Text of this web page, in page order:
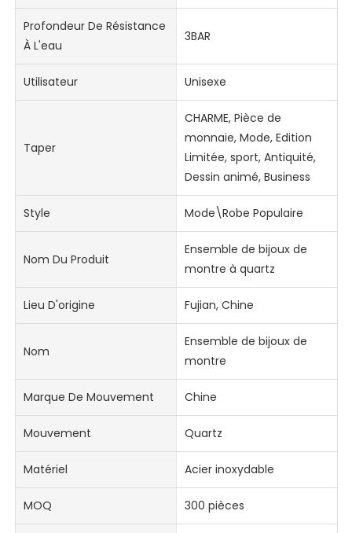
Profondeur De Résistance
À L'eau
3BAR
Utilisateur Unisexe
Taper
CHARME, Pièce de
monnaie, Mode, Edition
Limitée, sport, Antiquité,
Dessin animé, Business
Style Mode\Robe Populaire
Nom Du Produit
Ensemble de bijoux de
montre à quartz
Lieu D'origine Fujian, Chine
Nom
Ensemble de bijoux de
montre
Marque De Mouvement Chine
Mouvement Quartz
Matériel Acier inoxydable
MOQ 300 pièces